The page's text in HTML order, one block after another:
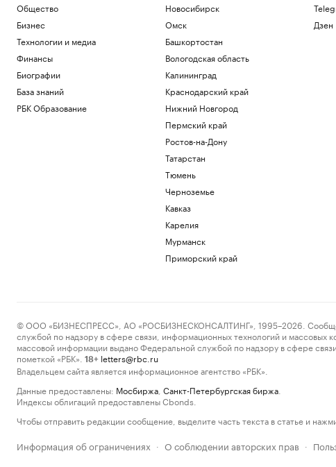
Общество
Бизнес
Технологии и медиа
Финансы
Биографии
База знаний
РБК Образование
Новосибирск
Омск
Башкортостан
Вологодская область
Калининград
Краснодарский край
Нижний Новгород
Пермский край
Ростов-на-Дону
Татарстан
Тюмень
Черноземье
Кавказ
Карелия
Мурманск
Приморский край
Дзен
© ООО «БИЗНЕСПРЕСС», АО «РОСБИЗНЕСКОНСАЛТИНГ», 1995–2026.
службой по надзору в сфере связи, информационных технологий и
массовой информации выдано Федеральной службой по надзору в сфере
пометкой «РБК».
18+ letters@rbc.ru
Владельцем сайта является информационное агентство «РБК».
Данные предоставлены: Мосбиржа Санкт-Петербургская биржа
Индексы облигаций предоставлены Cbonds.
Чтобы отправить редакции сообщение, выделите часть текста в статье и
Информация об ограничениях · О соблюдении авторских прав ·